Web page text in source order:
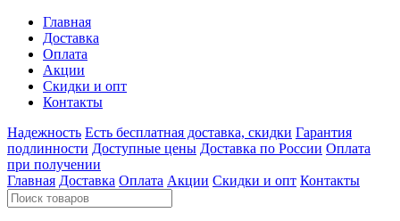
Главная
Доставка
Оплата
Акции
Скидки и опт
Контакты
Надежность Есть бесплатная доставка, скидки Гарантия
подлинности Доступные цены Доставка по России Оплата
при получении
Главная Доставка Оплата Акции Скидки и опт Контакты